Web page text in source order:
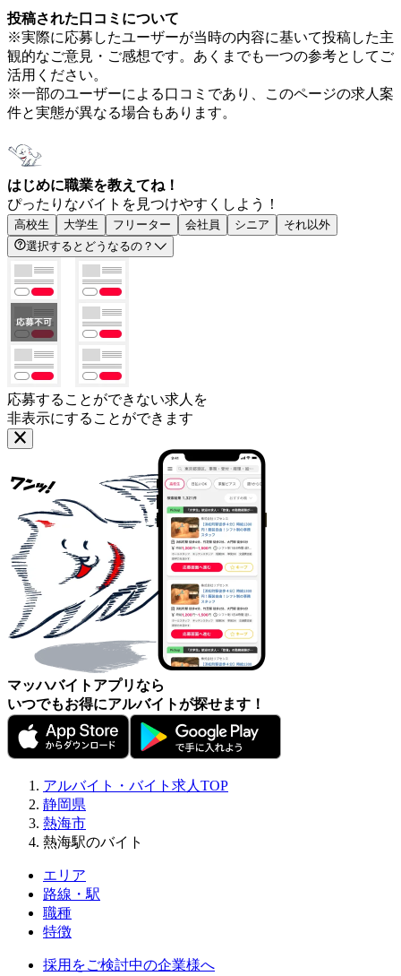
投稿された口コミについて
※実際に応募したユーザーが当時の内容に基いて投稿した主
観的なご意見・ご感想です。あくまでも一つの参考としてご
活用ください。
※一部のユーザーによる口コミであり、このページの求人案
件と実態が異なる場合もあります。
はじめに職業を教えてね！
ぴったりなバイトを見つけやすくしよう！
高校生 大学生 フリーター 会社員 シニア
それ以外
選択するとどうなるの？
応募することができない求人を
非表示にすることができます
マッハバイトアプリなら
いつでもお得にアルバイトが探せます！
アルバイト・バイト求人TOP
静岡県
熱海市
熱海駅のバイト
エリア
路線・駅
職種
特徴
採用をご検討中の企業様へ